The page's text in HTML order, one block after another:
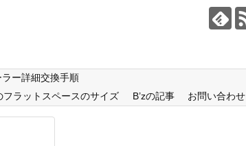
ー詳細交換手順
フラットスペースのサイズ B’zの記事 お問い合わせ